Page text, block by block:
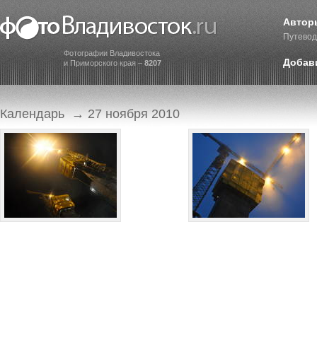
Фотографии Владивостока
и Приморского края – 8207
Календарь → 27 ноября 2010